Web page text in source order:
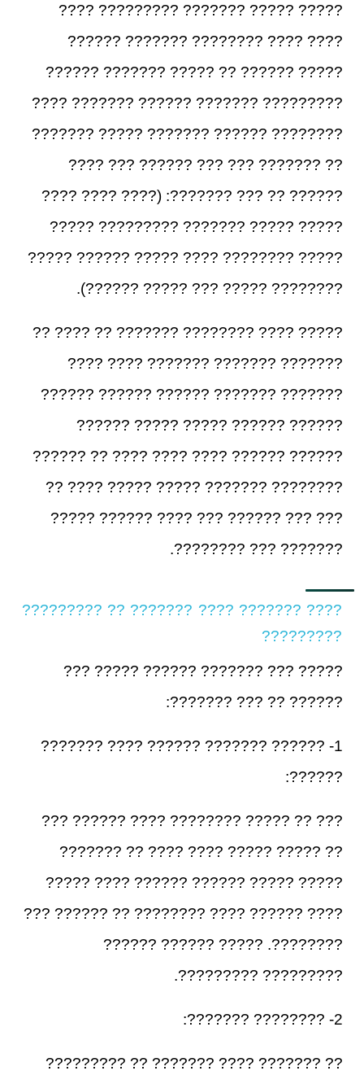
????? ????? ??????? ????????? ????
???? ???? ???????? ??????? ??????
????? ?????? ?? ????? ??????? ??????
????????? ??????? ?????? ??????? ????
???????? ?????? ??????? ????? ???????
?? ??????? ??? ??? ?????? ??? ????
?????? ?? ??? ???????: (???? ???? ????
????? ????? ??????? ????????? ?????
????? ???????? ???? ????? ?????? ?????
???????? ????? ??? ????? ??????).
????? ???? ???????? ??????? ?? ???? ??
??????? ??????? ??????? ???? ????
??????? ??????? ?????? ?????? ??????
?????? ?????? ????? ????? ??????
?????? ?????? ???? ???? ???? ?? ??????
???????? ??????? ????? ????? ???? ??
??? ??? ?????? ??? ???? ?????? ?????
??????? ??? ????????.
???? ??????? ???? ??????? ?? ?????????
?????????
????? ??? ??????? ?????? ????? ???
?????? ?? ??? ???????:
1- ?????? ??????? ?????? ???? ???????
??????:
??? ?? ????? ???????? ???? ?????? ???
?? ????? ????? ???? ???? ?? ???????
????? ????? ?????? ?????? ???? ?????
???? ?????? ???? ???????? ?? ?????? ???
????????. ????? ?????? ??????
????????? ?????????.
2- ???????? ???????:
?? ??????? ???? ??????? ?? ?????????